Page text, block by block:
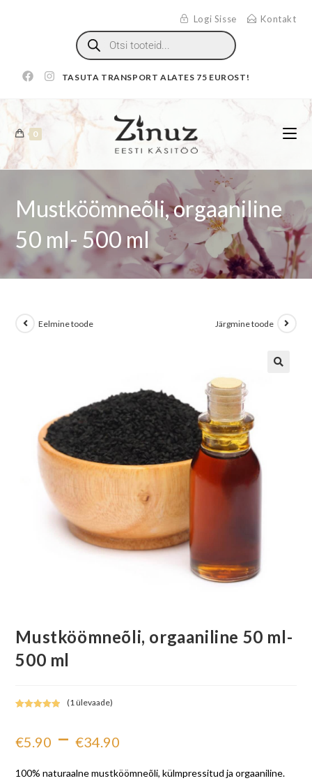
Logi Sisse Kontakt
TASUTA TRANSPORT ALATES 75 EUROST!
0
Mustköömneõli, orgaaniline
50 ml- 500 ml
Eelmine toode Järgmine toode
Mustköömneõli, orgaaniline 50 ml-
500 ml
kliendi
põhjal
(1ülevaade)
€5.90 – €34.90
100% naturaalne mustköömneõli, külmpressitud ja orgaaniline.